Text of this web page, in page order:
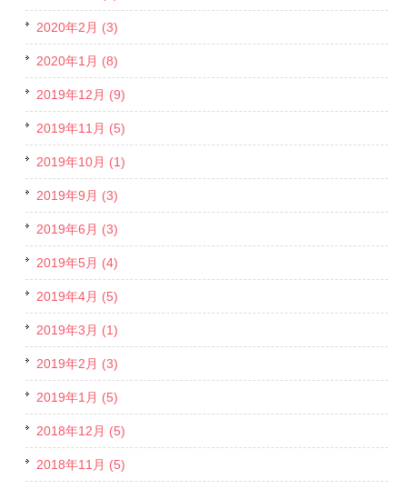
2020年2月 (3)
2020年1月 (8)
2019年12月 (9)
2019年11月 (5)
2019年10月 (1)
2019年9月 (3)
2019年6月 (3)
2019年5月 (4)
2019年4月 (5)
2019年3月 (1)
2019年2月 (3)
2019年1月 (5)
2018年12月 (5)
2018年11月 (5)